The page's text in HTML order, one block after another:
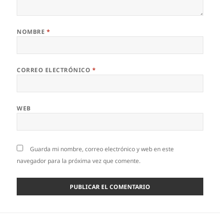
NOMBRE *
CORREO ELECTRÓNICO *
WEB
Guarda mi nombre, correo electrónico y web en este
navegador para la próxima vez que comente.